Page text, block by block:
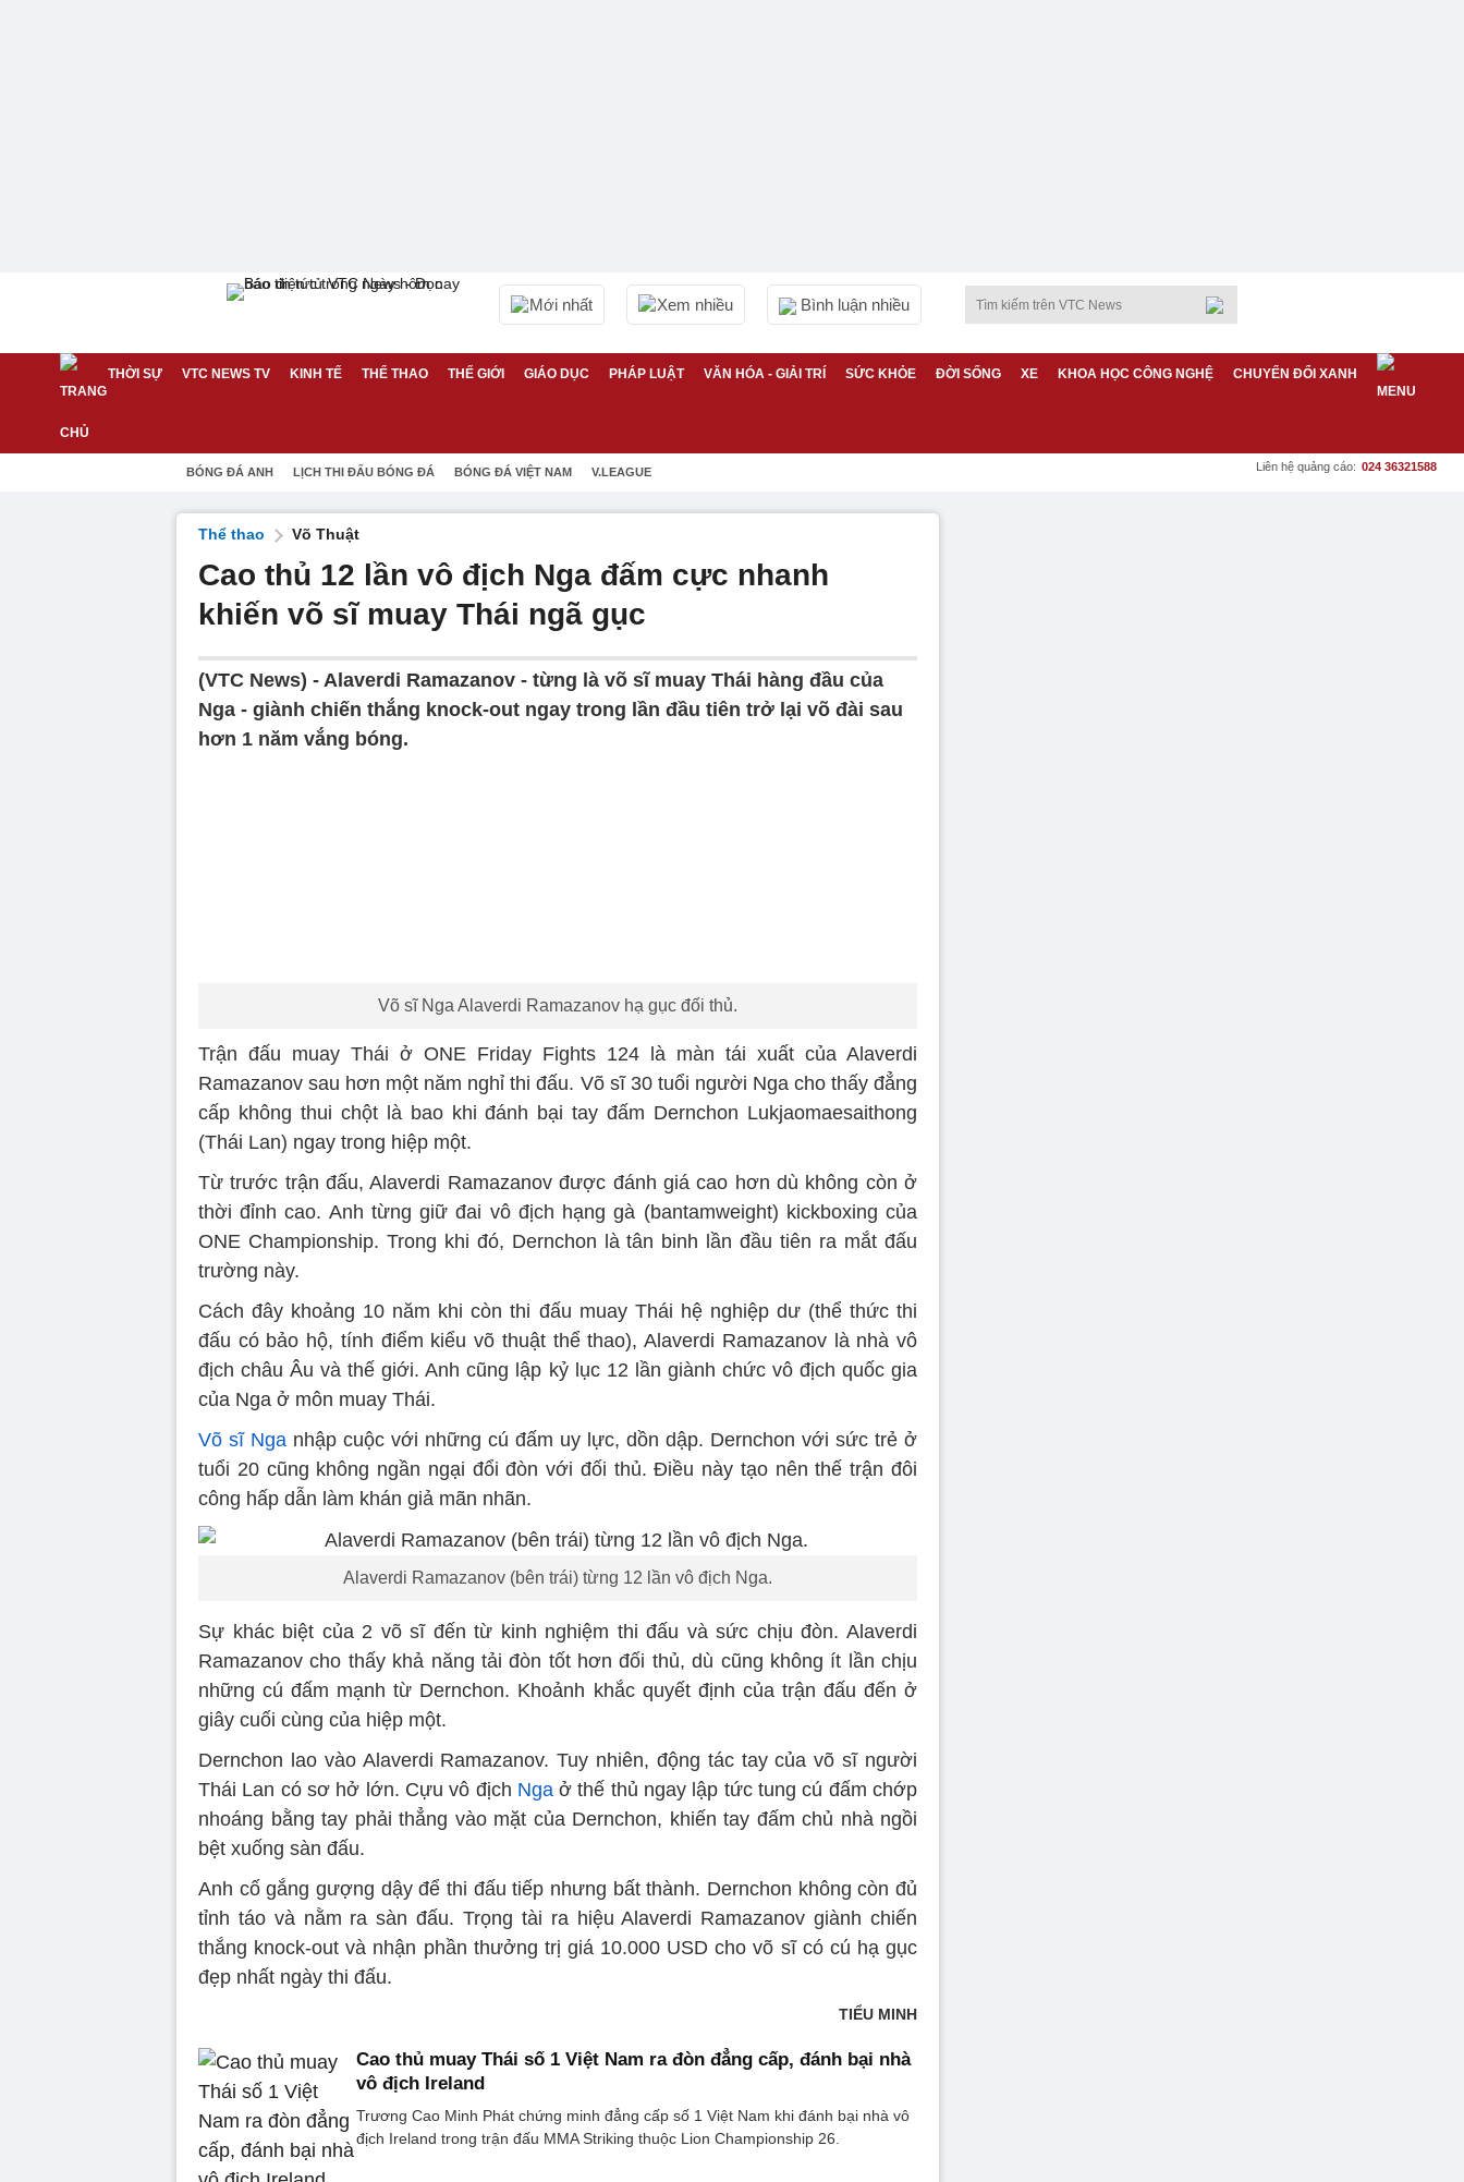
Mới nhất Xem nhiều Bình luận nhiều
THỜI SỰ VTC NEWS TV KINH TẾ THỂ THAO THẾ GIỚI GIÁO DỤC PHÁP LUẬT VĂN HÓA - GIẢI TRÍ SỨC KHỎE ĐỜI SỐNG XE KHOA HỌC CÔNG NGHỆ CHUYỂN ĐỔI XANH
BÓNG ĐÁ ANH LỊCH THI ĐẤU BÓNG ĐÁ BÓNG ĐÁ VIỆT NAM V.LEAGUE Liên hệ quảng cáo: 024 36321588
Thể thao Võ Thuật
Cao thủ 12 lần vô địch Nga đấm cực nhanh
khiến võ sĩ muay Thái ngã gục
(VTC News) - Alaverdi Ramazanov - từng là võ sĩ muay Thái hàng đầu của
Nga - giành chiến thắng knock-out ngay trong lần đầu tiên trở lại võ đài sau
hơn 1 năm vắng bóng.
Võ sĩ Nga Alaverdi Ramazanov hạ gục đối thủ.
Trận đấu muay Thái ở ONE Friday Fights 124 là màn tái xuất của Alaverdi
Ramazanov sau hơn một năm nghỉ thi đấu. Võ sĩ 30 tuổi người Nga cho thấy đẳng
cấp không thui chột là bao khi đánh bại tay đấm Dernchon Lukjaomaesaithong
(Thái Lan) ngay trong hiệp một.
Từ trước trận đấu, Alaverdi Ramazanov được đánh giá cao hơn dù không còn ở
thời đỉnh cao. Anh từng giữ đai vô địch hạng gà (bantamweight) kickboxing của
ONE Championship. Trong khi đó, Dernchon là tân binh lần đầu tiên ra mắt đấu
trường này.
Cách đây khoảng 10 năm khi còn thi đấu muay Thái hệ nghiệp dư (thể thức thi
đấu có bảo hộ, tính điểm kiểu võ thuật thể thao), Alaverdi Ramazanov là nhà vô
địch châu Âu và thế giới. Anh cũng lập kỷ lục 12 lần giành chức vô địch quốc gia
của Nga ở môn muay Thái.
Võ sĩ Nga nhập cuộc với những cú đấm uy lực, dồn dập. Dernchon với sức trẻ ở
tuổi 20 cũng không ngần ngại đổi đòn với đối thủ. Điều này tạo nên thế trận đôi
công hấp dẫn làm khán giả mãn nhãn.
Alaverdi Ramazanov (bên trái) từng 12 lần vô địch Nga.
Sự khác biệt của 2 võ sĩ đến từ kinh nghiệm thi đấu và sức chịu đòn. Alaverdi
Ramazanov cho thấy khả năng tải đòn tốt hơn đối thủ, dù cũng không ít lần chịu
những cú đấm mạnh từ Dernchon. Khoảnh khắc quyết định của trận đấu đến ở
giây cuối cùng của hiệp một.
Dernchon lao vào Alaverdi Ramazanov. Tuy nhiên, động tác tay của võ sĩ người
Thái Lan có sơ hở lớn. Cựu vô địch Ngaở thế thủ ngay lập tức tung cú đấm chớp
nhoáng bằng tay phải thẳng vào mặt của Dernchon, khiến tay đấm chủ nhà ngồi
bệt xuống sàn đấu.
Anh cố gắng gượng dậy để thi đấu tiếp nhưng bất thành. Dernchon không còn đủ
tỉnh táo và nằm ra sàn đấu. Trọng tài ra hiệu Alaverdi Ramazanov giành chiến
thắng knock-out và nhận phần thưởng trị giá 10.000 USD cho võ sĩ có cú hạ gục
đẹp nhất ngày thi đấu.
TIỂU MINH
Cao thủ muay Thái số 1 Việt Nam ra đòn đẳng cấp, đánh bại nhà
vô địch Ireland
Trương Cao Minh Phát chứng minh đẳng cấp số 1 Việt Nam khi đánh bại nhà vô
địch Ireland trong trận đấu MMA Striking thuộc Lion Championship 26.